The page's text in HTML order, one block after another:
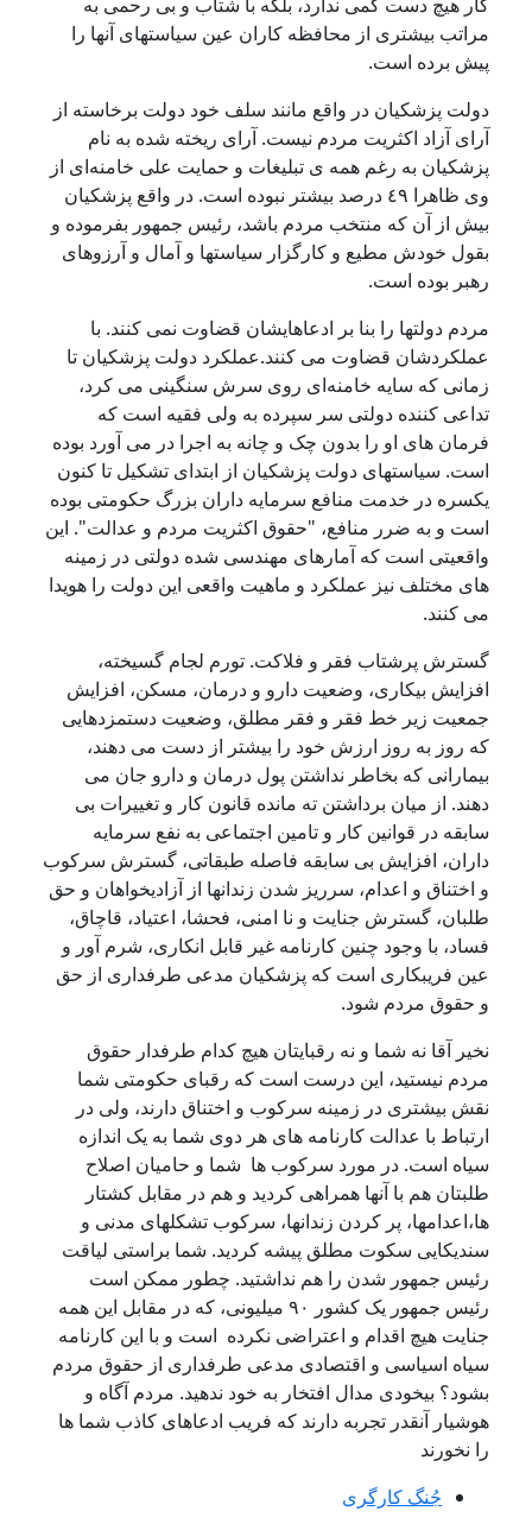
مراتب بیشتری از محافظە کاران عین سیاستهای آنها را
پیش بردە است.
دولت پزشکیان در واقع مانند سلف خود دولت برخاستە از
آرای آزاد اکثریت مردم نیست. آرای ریختە شدە بە نام
پزشکیان بە رغم همە ی تبلیغات و حمایت علی خامنەای از
وی ظاهرا ٤٩ درصد بیشتر نبودە است. در واقع پزشکیان
بیش از آن کە منتخب مردم باشد، رئیس جمهور بفرمودە و
بقول خودش مطیع و کارگزار سیاستها و آمال و آرزوهای
رهبر بودە است.
مردم دولتها را بنا بر ادعاهایشان قضاوت نمی کنند. با
عملکردشان قضاوت می کنند.عملکرد دولت پزشکیان تا
زمانی کە سایە خامنەای روی سرش سنگینی می کرد،
تداعی کنندە دولتی سر سپردە بە ولی فقیە است کە
فرمان های او را بدون چک و چانە بە اجرا در می آورد بودە
است. سیاستهای دولت پزشکیان از ابتدای تشکیل تا کنون
یکسرە در خدمت منافع سرمایە داران بزرگ حکومتی بودە
است و بە ضرر منافع، "حقوق اکثریت مردم و عدالت". این
واقعیتی است کە آمارهای مهندسی شدە دولتی در زمینە
های مختلف نیز عملکرد و ماهیت واقعی این دولت را هویدا
می کنند.
گسترش پرشتاب فقر و فلاکت. تورم لجام گسیختە،
افزایش بیکاری، وضعیت دارو و درمان، مسکن، افزایش
جمعیت زیر خط فقر و فقر مطلق، وضعیت دستمزدهایی
کە روز بە روز ارزش خود را بیشتر از دست می دهند،
بیمارانی کە بخاطر نداشتن پول درمان و دارو جان می
دهند. از میان برداشتن تە ماندە قانون کار و تغییرات بی
سابقە در قوانین کار و تامین اجتماعی بە نفع سرمایە
داران، افزایش بی سابقە فاصلە طبقاتی، گسترش سرکوب
و اختناق و اعدام، سرریز شدن زندانها از آزادیخواهان و حق
طلبان، گسترش جنایت و نا امنی، فحشا، اعتیاد، قاچاق،
فساد، با وجود چنین کارنامە غیر قابل انکاری، شرم آور و
عین فریبکاری است کە پزشکیان مدعی طرفداری از حق
و حقوق مردم شود.
نخیر آقا نە شما و نە رقبایتان هیچ کدام طرفدار حقوق
مردم نیستید، این درست است کە رقبای حکومتی شما
نقش بیشتری در زمینە سرکوب و اختناق دارند، ولی در
ارتباط با عدالت کارنامە های هر دوی شما بە یک اندازە
سیاە است. در مورد سرکوب ها شما و حامیان اصلاح
طلبتان هم با آنها همراهی کردید و هم در مقابل کشتار
ها،اعدامها، پر کردن زندانها، سرکوب تشکلهای مدنی و
سندیکایی سکوت مطلق پیشە کردید. شما براستی لیاقت
رئیس جمهور شدن را هم نداشتید. چطور ممکن است
رئیس جمهور یک کشور ٩٠ میلیونی، کە در مقابل این همە
جنایت هیچ اقدام و اعتراضی نکردە است و با این کارنامە
سیاە اسیاسی و اقتصادی مدعی طرفداری از حقوق مردم
بشود؟ بیخودی مدال افتخار بە خود ندهید. مردم آگاە و
هوشیار آنقدر تجربە دارند کە فریب ادعاهای کاذب شما ها
را نخورند
جُنگ کارگری